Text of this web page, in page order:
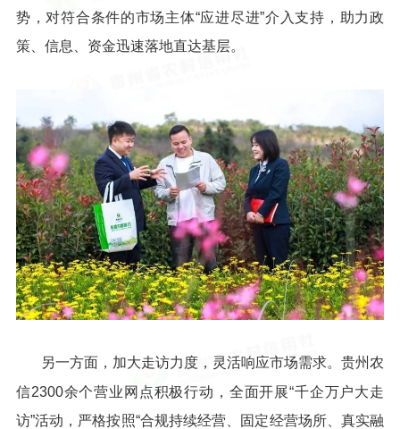
势，对符合条件的市场主体“应进尽进”介入支持，助力政
策、信息、资金迅速落地直达基层。
另一方面，加大走访力度，灵活响应市场需求。贵州农
信2300余个营业网点积极行动，全面开展“千企万户大走
访”活动，严格按照“合规持续经营、固定经营场所、真实融